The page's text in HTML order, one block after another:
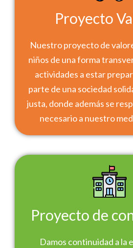
Proyecto
Nuestro proyecto de
niños de una forma
actividades a estar
parte de una sociedad
justa, donde además se
necesario a nuestro
Proyecto de
Damos continuidad a la